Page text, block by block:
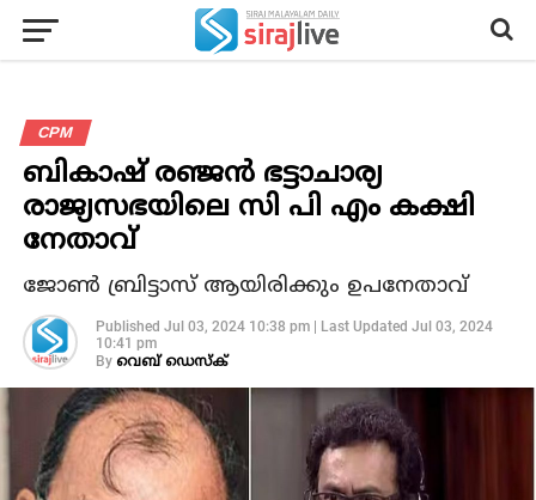
CPM
ബികാഷ് രഞ്ജന്‍ ഭട്ടാചാര്യ
രാജ്യസഭയിലെ സി പി എം കക്ഷി
നേതാവ്
ജോണ്‍ ബ്രിട്ടാസ് ആയിരിക്കും ഉപനേതാവ്
Published Jul 03, 2024 10:38 pm| Last Updated Jul 03, 2024
10:41 pm
By വെബ് ഡെസ്‌ക്